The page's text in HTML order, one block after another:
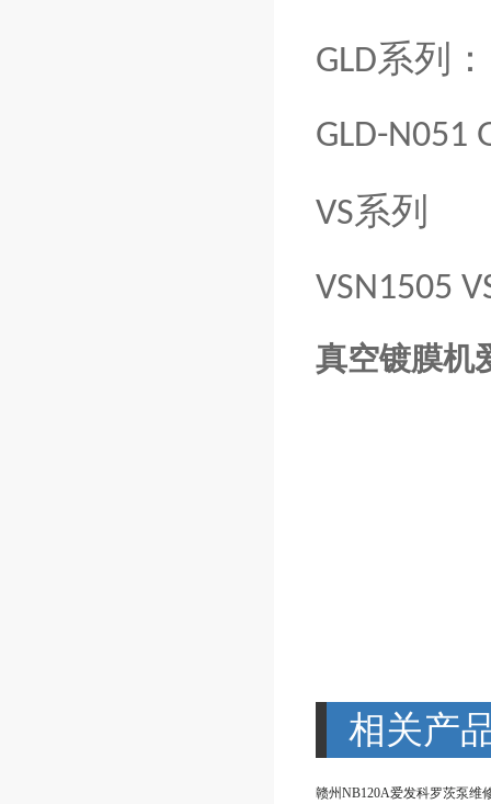
GLD系列：
GLD-N051
VS系列
VSN1505
真空镀膜机
相关产
赣州NB120A爱发科罗茨泵维